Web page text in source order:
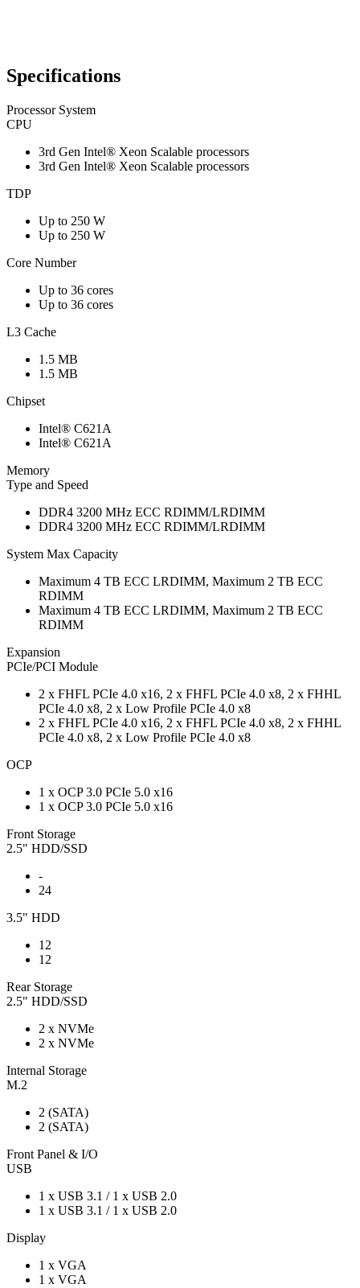
Specifications
Processor System
CPU
3rd Gen Intel® Xeon Scalable processors
3rd Gen Intel® Xeon Scalable processors
TDP
Up to 250 W
Up to 250 W
Core Number
Up to 36 cores
Up to 36 cores
L3 Cache
1.5 MB
1.5 MB
Chipset
Intel® C621A
Intel® C621A
Memory
Type and Speed
DDR4 3200 MHz ECC RDIMM/LRDIMM
DDR4 3200 MHz ECC RDIMM/LRDIMM
System Max Capacity
Maximum 4 TB ECC LRDIMM, Maximum 2 TB ECC
RDIMM
Maximum 4 TB ECC LRDIMM, Maximum 2 TB ECC
RDIMM
Expansion
PCIe/PCI Module
2 x FHFL PCIe 4.0 x16, 2 x FHFL PCIe 4.0 x8, 2 x FHHL
PCIe 4.0 x8, 2 x Low Profile PCIe 4.0 x8
2 x FHFL PCIe 4.0 x16, 2 x FHFL PCIe 4.0 x8, 2 x FHHL
PCIe 4.0 x8, 2 x Low Profile PCIe 4.0 x8
OCP
1 x OCP 3.0 PCIe 5.0 x16
1 x OCP 3.0 PCIe 5.0 x16
Front Storage
2.5" HDD/SSD
-
24
3.5" HDD
12
12
Rear Storage
2.5" HDD/SSD
2 x NVMe
2 x NVMe
Internal Storage
M.2
2 (SATA)
2 (SATA)
Front Panel & I/O
USB
1 x USB 3.1 / 1 x USB 2.0
1 x USB 3.1 / 1 x USB 2.0
Display
1 x VGA
1 x VGA